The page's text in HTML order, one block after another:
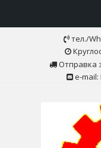
тел./
Отправка
e-